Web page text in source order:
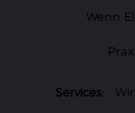
Wenn
Services: